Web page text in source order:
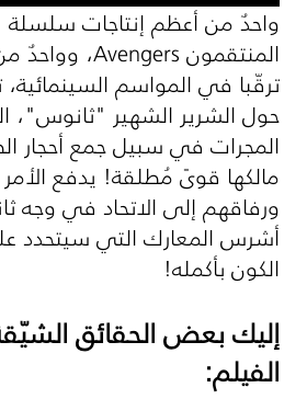
واحدٌ من أعظم إنتاجات سلسلة
المنتقمونAvengers، وواحدٌ
ترقّبا في المواسم السينمائية،
حول الشرير الشهير "ثانوس"،
المجرات في سبيل جمع أحجار
مالكها قوىً مُطلقة! يدفع
ورفاقهم إلى الاتحاد في
أشرس المعارك التي سيتحدد
الكون بأكمله!
إليك بعض الحقائق
الفيلم: